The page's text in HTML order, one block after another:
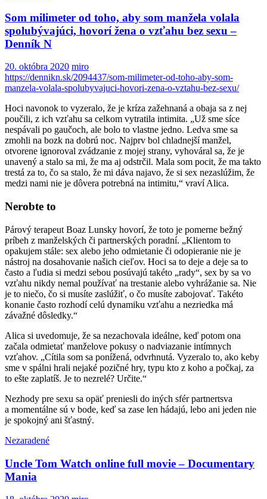
Som milimeter od toho, aby som manžela volala
spolubývajúci, hovorí žena o vzťahu bez sexu –
Denník N
20. októbra 2020 miro
https://dennikn.sk/2094437/som-milimeter-od-toho-aby-som-
manzela-volala-spolubyvajuci-hovori-zena-o-vztahu-bez-sexu/
Hoci navonok to vyzeralo, že je kríza zažehnaná a obaja sa z nej
poučili, z ich vzťahu sa celkom vytratila intimita. „Už sme síce
nespávali po gaučoch, ale bolo to vlastne jedno. Ledva sme sa
zmohli na bozk na dobrú noc. Najprv bol chladnejší manžel,
otvorene ignoroval zvádzanie z mojej strany, vyhováral sa, že je
unavený a stalo sa mi, že ma aj odstrčil. Mala som pocit, že ma takto
trestá za to, čo sa stalo, že mi dáva najavo, že si sex nezaslúžim, že
medzi nami nie je dôvera potrebná na intimitu,“ vraví Alica.
Nerobte to
Párový terapeut Boaz Lunsky hovorí, že toto je pomerne bežný
príbeh z manželských či partnerských poradní. „Klientom to
opakujem stále: sex alebo jeho odmietanie či odopieranie nie je
nástroj na dosahovanie našich cieľov. Hoci sa to deje a deje sa to
často a ľudia si medzi sebou posúvajú takéto „rady“, sex by sa vo
vzťahu nikdy nemal používať na trestanie alebo vyhrážanie sa. Nie
je to niečo, čo si musíte zaslúžiť, o čo musíte zabojovať. Takéto
konanie často rozhodí celú dynamiku vzťahu a nezriedka má
závažné dôsledky.“
Alica si uvedomuje, že sa nezachovala ideálne, keď potom ona
začala odmietať manželove pokusy o nadviazanie intímnych
vzťahov. „Cítila som sa ponížená, odvrhnutá. Vyzeralo to, ako keby
sme v spálni hrali nejaké pozičné hry, typu kto z koho a počkaj, za
to ešte zaplatíš. Je to nezrelé? Určite.“
Nezhody pre sexu sa opäť preniesli do iných sfér partnertsva
a momentálne sú v bode, keď sa zase len hádajú, lebo ani jeden nie
je spokojný ani šťastný.
Nezaradené
Uncle Tom Watch online full movie – Documentary
Mania